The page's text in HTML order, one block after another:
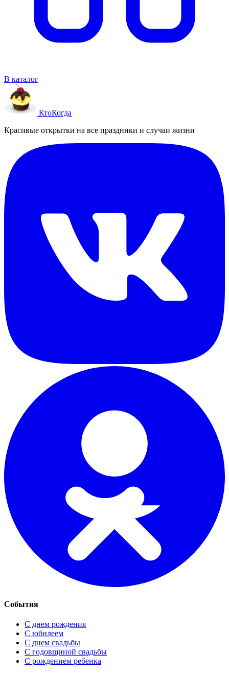
В каталог
КтоКогда
Красивые открытки на все праздники и случаи жизни
События
С днем рождения
С юбилеем
С днем свадьбы
С годовщиной свадьбы
С рождением ребенка